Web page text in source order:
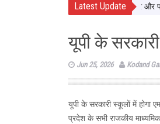
Latest Update
से सीधे सीखेंगे यूपी के छात्र, करियर और परीक्षा
यूपी के
Jun 25, 2026 Kodand
यूपी के सरकारी स्कूलों में होगा
प्रदेश के सभी राजकीय